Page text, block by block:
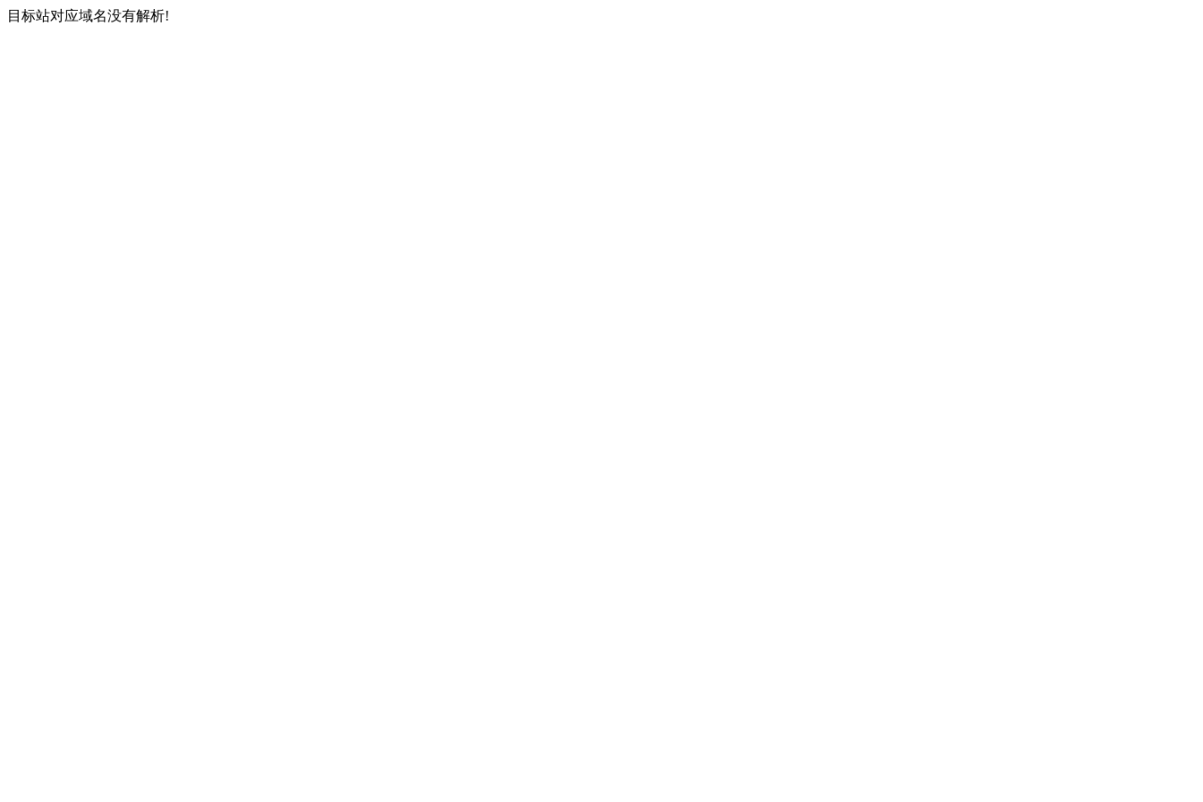
目标站对应域名没有解析!